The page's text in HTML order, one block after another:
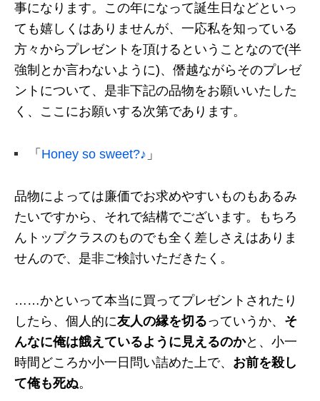
事になります。この年になって誕生日などといっ
ても嬉しくはありませんが、一応私を知っている
方々からプレゼントを頂けるということなので(半
強制とか言わないように)、僭越ながらそのプレゼ
ントについて、是非下記の品物をお願いいたした
く、ここにお願いする次第であります。
「 Honey so sweet?♪ 」
品物によっては廉価でお求めやすいものもあるみ
たいですから、それで結構でございます。もちろ
んトップクラスのものでも全く差しさえはありま
せんので、是非ご検討いただきたく。
……かといって本当に買ってプレゼントされたり
したら、個人的に友人の縁を切るっていうか、 そ
んなに俺は餓えているように見えるのかと、小一
時間どころか小一日問い詰めた上で、 お前を殺し
て俺も死ぬ。